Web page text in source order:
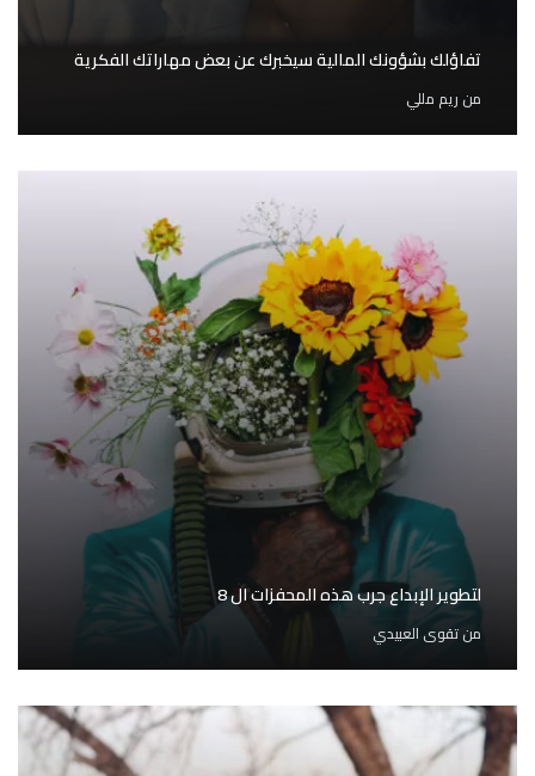
تفاؤلك بشؤونك المالية سيخبرك عن بعض مهاراتك الفكرية
من ريم مللي
لتطوير الإبداع جرب هذه المحفزات ال 8
منتقوى العبيدي